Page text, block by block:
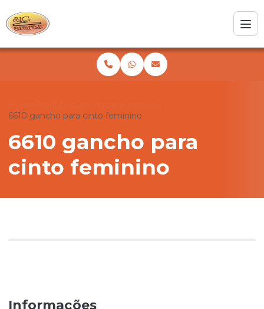
6610 gancho para cinto feminino
6610 gancho para
cinto feminino
Informações